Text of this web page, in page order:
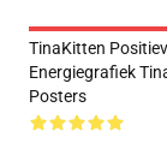
TinaKitten
Energiegrafiek
Posters